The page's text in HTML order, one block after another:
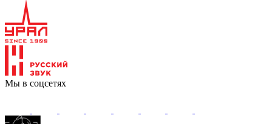
Мы в соцсетях